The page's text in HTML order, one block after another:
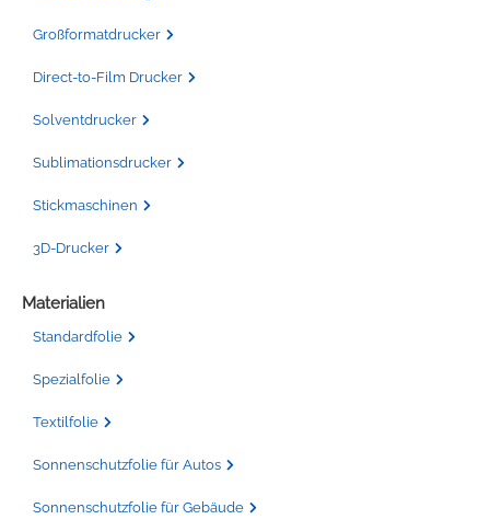
Großformatdrucker
Direct-to-Film Drucker
Solventdrucker
Sublimationsdrucker
Stickmaschinen
3D-Drucker
Materialien
Standardfolie
Spezialfolie
Textilfolie
Sonnenschutzfolie für Autos
Sonnenschutzfolie für Gebäude